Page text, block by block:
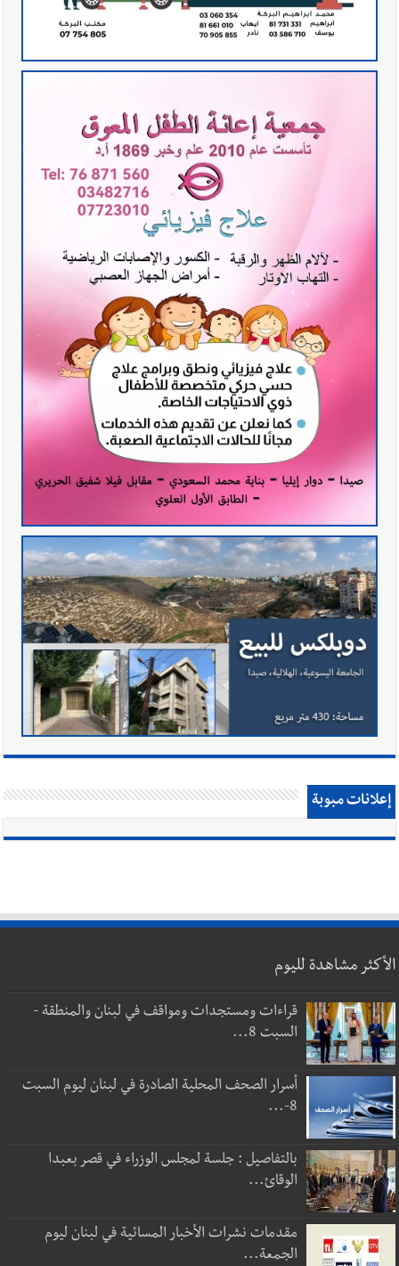
إعلانات مبوبة
الأكثر مشاهدة لليوم
قراءات ومستجدات ومواقف في لبنان والمنطقة -
السبت 8...
أسرار الصحف المحلية الصادرة في لبنان ليوم السبت
8-...
بالتفاصيل : جلسة لمجلس الوزراء في قصر بعبدا
الوقائ...
مقدمات نشرات الأخبار المسائية في لبنان ليوم
الجمعة...